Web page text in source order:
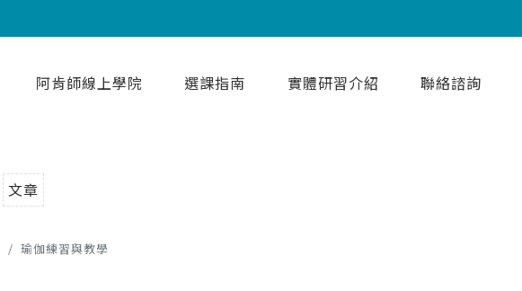
阿肯師線上學院 選課指南 實體研習介紹 聯絡諮詢
文章
瑜伽練習與教學